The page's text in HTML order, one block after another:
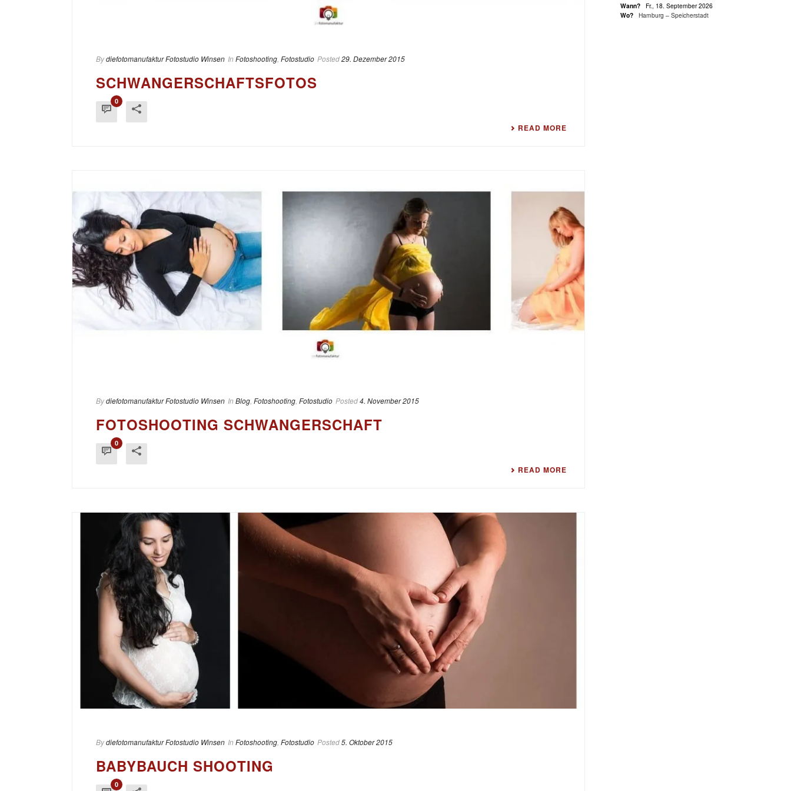
Bydiefotomanufaktur Fotostudio Winsen In Fotoshooting Fotostudio Posted29. Dezember 2015
SCHWANGERSCHAFTSFOTOS
0
READ MORE
Bydiefotomanufaktur Fotostudio Winsen In Blog Fotoshooting Fotostudio Posted4. November 2015
FOTOSHOOTING SCHWANGERSCHAFT
0
READ MORE
Bydiefotomanufaktur Fotostudio Winsen In Fotoshooting Fotostudio Posted5. Oktober 2015
BABYBAUCH SHOOTING
0
Wann?
Fr., 18. September 2026
Wo?
Hamburg – Speicherstadt